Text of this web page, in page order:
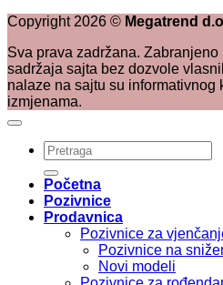
Copyright2026 © Megatrend
Sva prava zadržana.
sadržaja sajta bez dozvole
nalaze na sajtu su informativnog
izmjenama.
Pretraži:
Početna
Pozivnice
Prodavnica
Pozivnice za
Pozivnice na
Novi modeli